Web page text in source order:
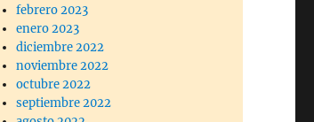
febrero 2023
enero 2023
diciembre 2022
noviembre 2022
octubre 2022
septiembre 2022